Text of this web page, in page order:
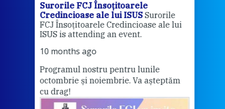
Surorile FCJ Însoțitoarele
Credincioase ale lui ISUSSurorile
FCJ Însoțitoarele Credincioase ale lui
ISUS is attending an event.
10 months ago
Programul nostru pentru lunile
octombrie și noiembrie. Va așteptăm
cu drag!